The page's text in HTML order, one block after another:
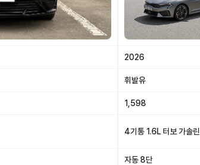
2026
휘발유
1,598
4기통 1.6L 터보 가솔린
자동 8단